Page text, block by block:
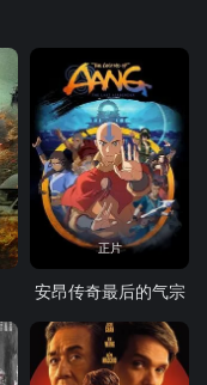
正片
安昂传奇最后的气宗